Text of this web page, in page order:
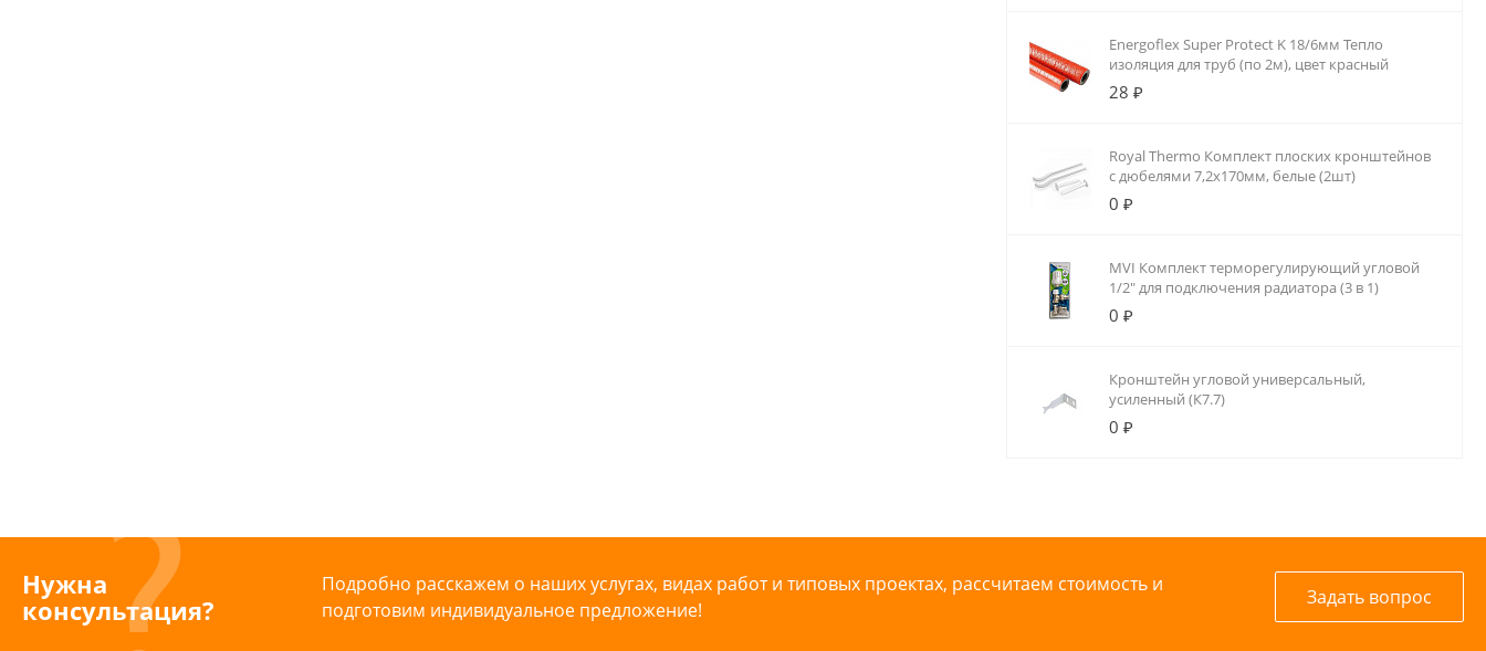
Energoflex Super Protect K 18/6мм Тепло
изоляция для труб (по 2м), цвет красный
28 ₽
Royal Thermo Комплект плоских кронштейнов
с дюбелями 7,2х170мм, белые (2шт)
0 ₽
MVI Комплект терморегулирующий угловой
1/2" для подключения радиатора (3 в 1)
0 ₽
Кронштейн угловой универсальный,
усиленный (К7.7)
0 ₽
Нужна
консультация?
Подробно расскажем о наших услугах, видах работ и типовых проектах, рассчитаем стоимость и
подготовим индивидуальное предложение!
Задать вопрос